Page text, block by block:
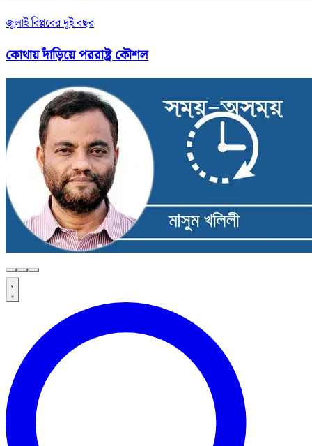
জুলাই বিপ্লবের দুই বছর
কোথায় দাঁড়িয়ে পররাষ্ট্র কৌশল